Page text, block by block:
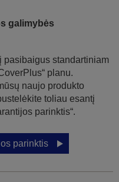
galimybės
pasibaigus standartiniam
planu.
naujo produkto
toliau esantį
parinktis“.
parinktis